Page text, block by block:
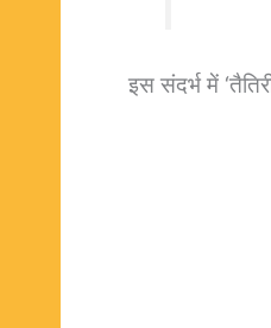
इस संदर्भ में